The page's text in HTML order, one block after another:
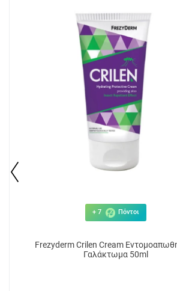
+ 7 Πόντοι
Frezyderm Crilen Cream
Γαλάκτωμα 50ml